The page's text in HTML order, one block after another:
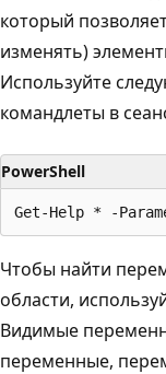
который
изменять)
Используйте
командлеты в
PowerShell
Чтобы найти
области,
Видимые
переменные,